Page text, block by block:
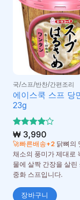
국/스프/반찬/간편조리
에이스쿡 스프 당
23g
5 중에서
4로 평
가됨
₩3,990
🚀빠른배송+2닭뼈의
채소의 풍미가 제대로
물에 살짝 간장을 살린
중화 스프입니다.
장바구니